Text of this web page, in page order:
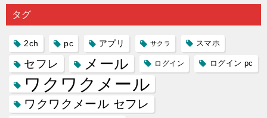
り会った
人に軽...
するので
プリの内
る人に恋
雑で素人
タグ
2ch pc アプリ サクラ スマホ
セフレ メール ログイン ログイン pc
ワクワクメール
ワクワクメール セフレ